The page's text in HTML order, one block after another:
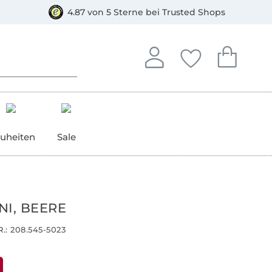
4.87 von 5 Sterne bei Trusted Shops
Anmelden
In deinem Konto
Deine
Du hast keine
Dein
Du hast
Sale
BEERE
208.545-5023